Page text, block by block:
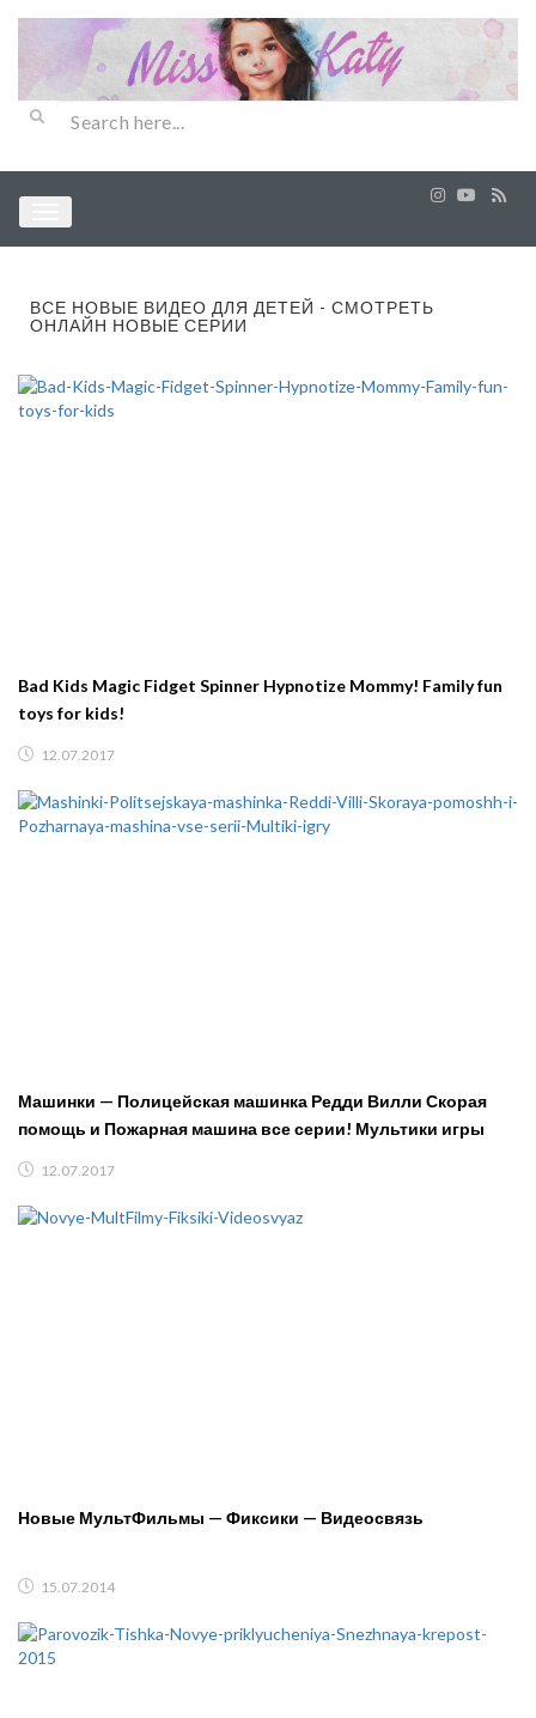
ВСЕ НОВЫЕ ВИДЕО ДЛЯ ДЕТЕЙ - СМОТРЕТЬ
ОНЛАЙН НОВЫЕ СЕРИИ
Bad Kids Magic Fidget Spinner Hypnotize Mommy! Family fun
toys for kids!
12.07.2017
Машинки — Полицейская машинка Редди Вилли Скорая
помощь и Пожарная машина все серии! Мультики игры
12.07.2017
Новые МультФильмы — Фиксики — Видеосвязь
15.07.2014